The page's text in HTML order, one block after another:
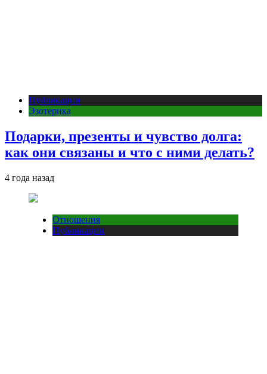
Публикации
Эзотерика
Подарки, презенты и чувство долга:
как они связаны и что с ними делать?
4 года назад
Отношения
Публикации